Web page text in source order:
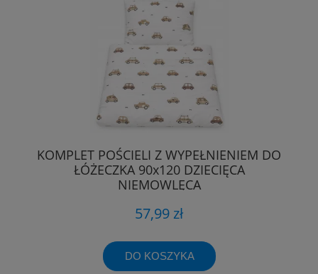
KOMPLET POŚCIELI Z WYPEŁNIENIEM DO
ŁÓŻECZKA 90x120 DZIECIĘCA
NIEMOWLĘCA
57,99 zł
DO KOSZYKA